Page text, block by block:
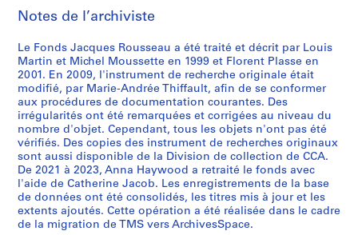
8
4
AP066.S3.D1
i
n
e
e
n
m
a
ç
o
n
n
e
r
i
t
q
u
e
d
e
l
a
m
a
q
u
l
a
t
i
o
n
"
W
a
t
e
r
i
i
o
n
"
À
t
a
b
l
e
"
i
i
o
n
"
F
o
n
d
a
t
i
i
i
o
n
"
A
m
e
a
s
u
r
i
d
'
a
r
t
d
e
M
a
t
a
i
i
o
n
s
n
o
n
-
i
d
e
u
e
n
t
s
d
e
r
é
f
é
r
Notes de l’archiviste
Le Fonds Jacques Rousseau a été traité et décrit par Louis
Martin et Michel Moussette en 1999 et Florent Plasse en
2001. En 2009, l'instrument de recherche originale était
modifié, par Marie-Andrée Thiffault, afin de se conformer
aux procédures de documentation courantes. Des
irrégularités ont été remarquées et corrigées au niveau du
nombre d'objet. Cependant, tous les objets n'ont pas été
vérifiés. Des copies des instrument de recherches originaux
sont aussi disponible de la Division de collection de CCA.
De 2021 à 2023, Anna Haywood a retraité le fonds avec
l'aide de Catherine Jacob. Les enregistrements de la base
de données ont été consolidés, les titres mis à jour et les
extents ajoutés. Cette opération a été réalisée dans le cadre
de la migration de TMS vers ArchivesSpace.